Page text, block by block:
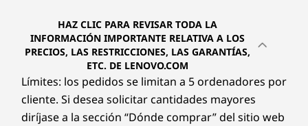
HAZ CLIC PARA REVISAR TODA LA
INFORMACIÓN IMPORTANTE RELATIVA A LOS
PRECIOS, LAS RESTRICCIONES, LAS GARANTÍAS,
ETC. DE LENOVO.COM
Límites: los pedidos se limitan a 5 ordenadores por
cliente. Si desea solicitar cantidades mayores
diríjase a la sección “Dónde comprar” del sitio web